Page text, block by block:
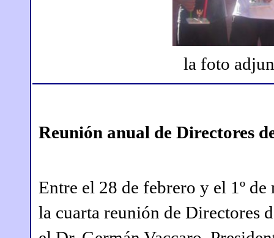
la foto
Reunión anual de Directores
Entre el 28 de febrero y el 1º
la cuarta reunión de Directores